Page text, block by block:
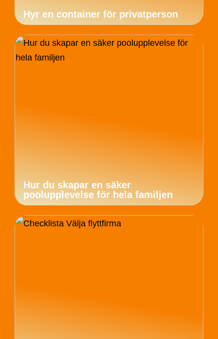
Hyr en container för privatperson
Hur du skapar en säker
poolupplevelse för hela familjen